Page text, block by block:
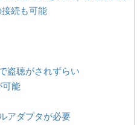
続も可能
盗聴がされずらい
可能
アダプタが必要